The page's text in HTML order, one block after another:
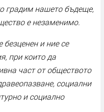
градим нашето бъдеще,
е незаменимо.
и ние се
при които да
част от обществото
социални
и социално